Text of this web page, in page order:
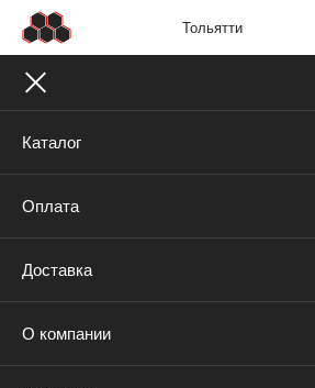
Тольятти
Каталог
Оплата
Доставка
О компании